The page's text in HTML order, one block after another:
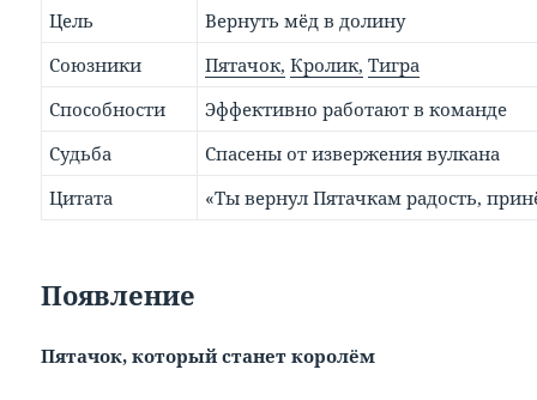
Цель
Вернуть мёд в долину
Союзники
Пятачок, Кролик, Тигра
Способности
Эффективно работают в команде
Судьба
Спасены от извержения вулкана
Цитата
«Ты вернул Пятачкам радость,
Появление
Пятачок, который станет королём